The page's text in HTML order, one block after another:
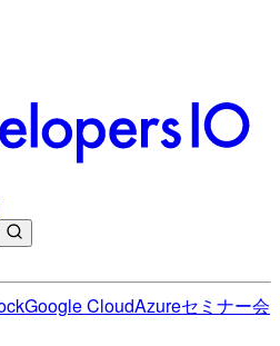
Google CloudAzureセミナー会